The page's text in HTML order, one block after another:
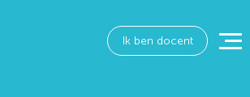
Ik ben docent